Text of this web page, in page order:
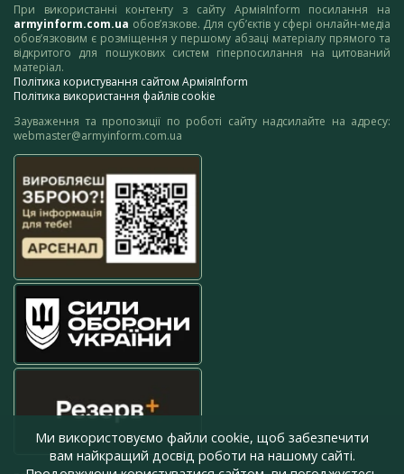
При використанні контенту з сайту АрміяInform посилання на
armyinform.com.ua обов’язкове. Для суб’єктів у сфері онлайн-медіа
обов’язковим є розміщення у першому абзаці матеріалу прямого та
відкритого для пошукових систем гіперпосилання на цитований
матеріал.
Політика користування сайтом АрміяInform
Політика використання файлів cookie
Зауваження та пропозиції по роботі сайту надсилайте на адресу:
webmaster@armyinform.com.ua
Ми використовуємо файли cookie, щоб забезпечити
вам найкращий досвід роботи на нашому сайті.